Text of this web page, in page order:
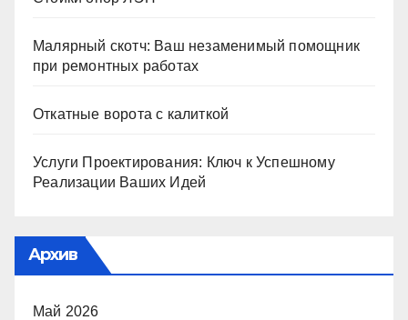
Малярный скотч: Ваш незаменимый помощник
при ремонтных работах
Откатные ворота с калиткой
Услуги Проектирования: Ключ к Успешному
Реализации Ваших Идей
Архив
Май 2026